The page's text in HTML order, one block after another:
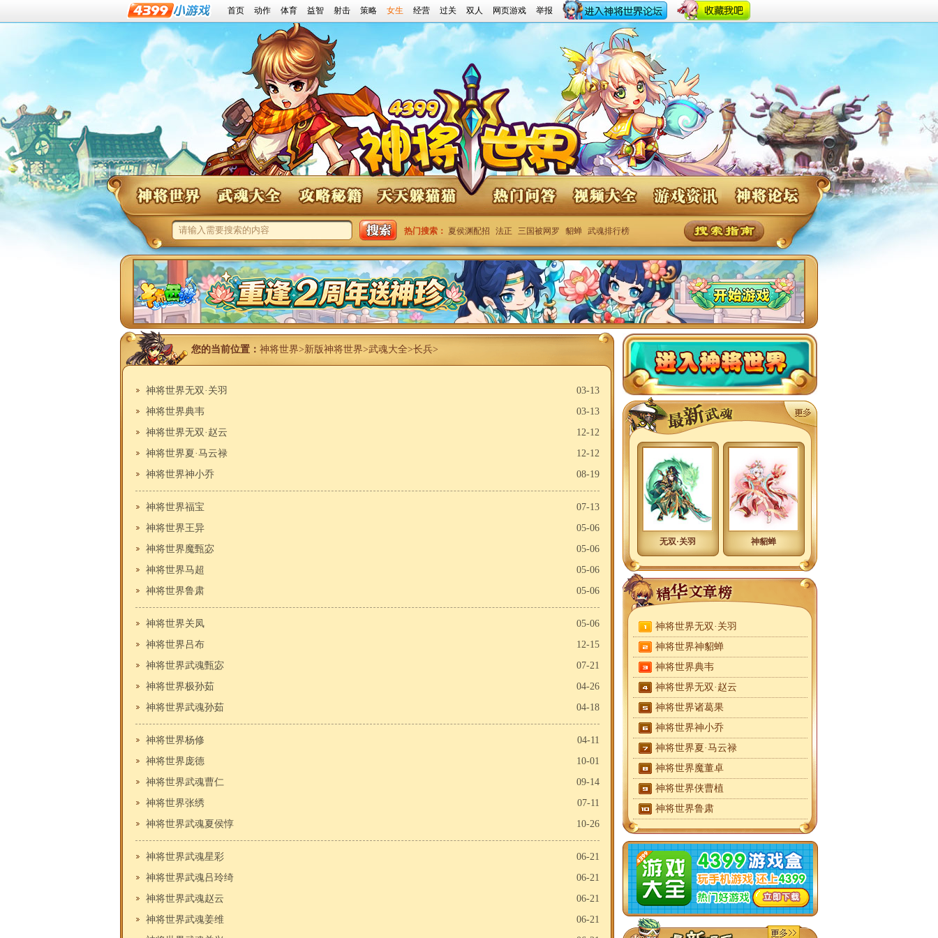
首页 动作 体育 益智 射击 策略 女生 经营 过关 双人 网页游戏 举报
4399神将世界
神将世界 神将世界武魂大全 神将世界攻略秘籍 神将世界天天躲猫猫 神将世界游戏资讯 神将论坛
热门搜索： 夏侯渊配招 法正 三国被网罗 貂蝉 武魂排行榜
您的当前位置： 神将世界>新版神将世界>武魂大全>长兵>
神将世界无双·关羽
03-13
神将世界典韦
03-13
神将世界无双·赵云
12-12
神将世界夏·马云禄
12-12
神将世界神小乔
08-19
神将世界福宝
07-13
神将世界王异
05-06
神将世界魔甄宓
05-06
神将世界马超
05-06
神将世界鲁肃
05-06
神将世界关凤
05-06
神将世界吕布
12-15
神将世界武魂甄宓
07-21
神将世界极孙茹
04-26
神将世界武魂孙茹
04-18
神将世界杨修
04-11
神将世界庞德
10-01
神将世界武魂曹仁
09-14
神将世界张绣
07-11
神将世界武魂夏侯惇
10-26
神将世界武魂星彩
06-21
神将世界武魂吕玲绮
06-21
神将世界武魂赵云
06-21
神将世界武魂姜维
06-21
神将世界武魂大全 神将世界
武魂
无双·关羽 神貂蝉
神将世界无双·关羽
神将世界神貂蝉
神将世界典韦
神将世界无双·赵云
神将世界诸葛果
神将世界神小乔
神将世界夏·马云禄
神将世界魔董卓
神将世界侠曹植
神将世界鲁肃